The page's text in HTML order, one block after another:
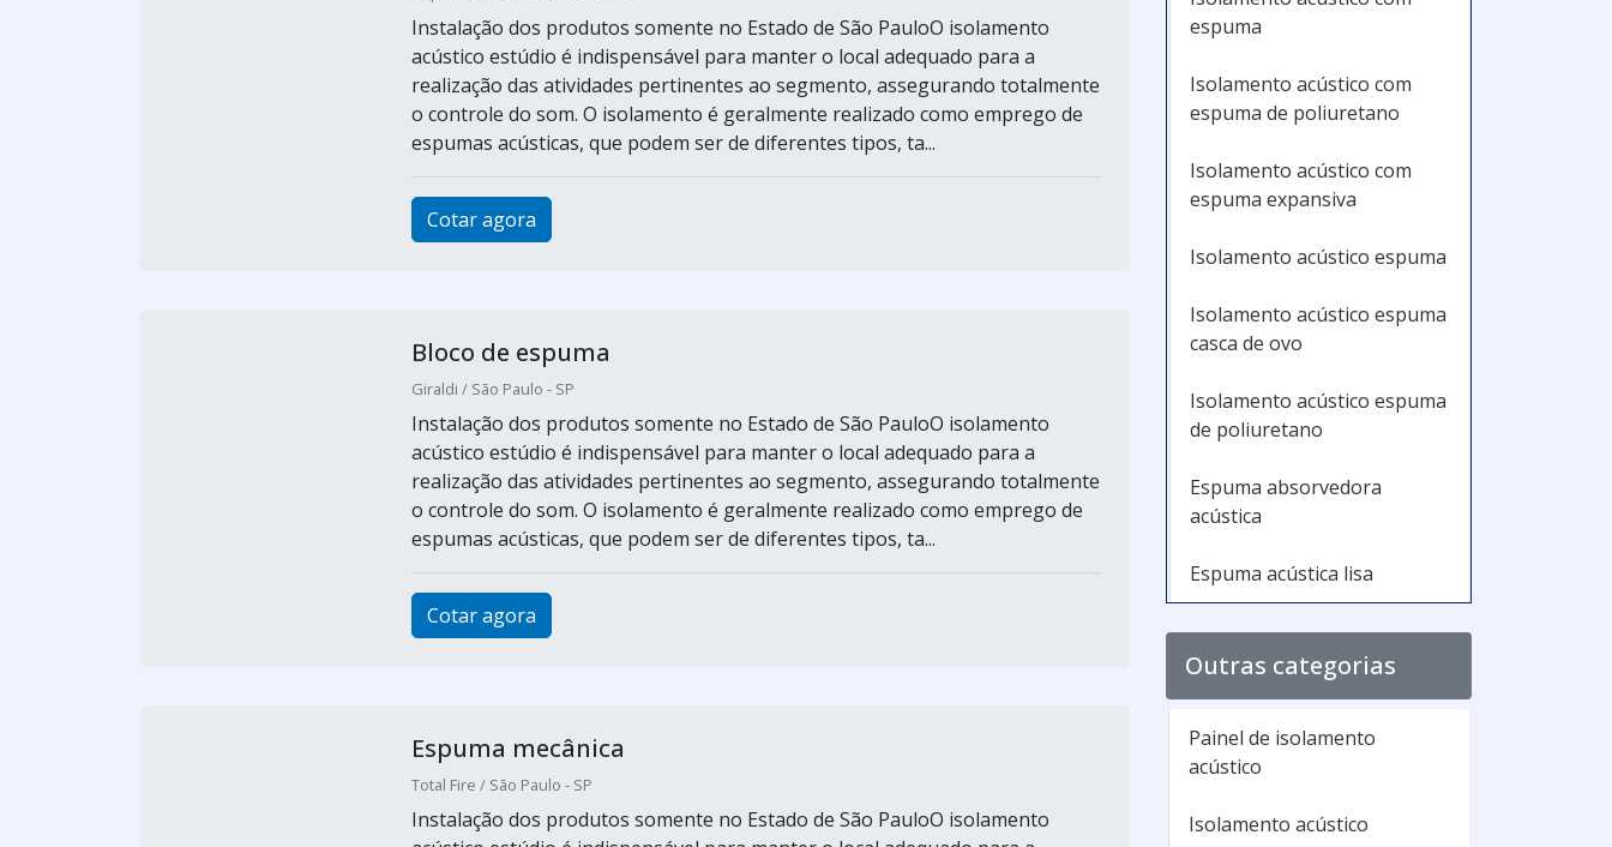
Instalação dos produtos somente no Estado de São PauloO isolamento
acústico estúdio é indispensável para manter o local adequado para a
realização das atividades pertinentes ao segmento, assegurando totalmente
o controle do som. O isolamento é geralmente realizado como emprego de
espumas acústicas, que podem ser de diferentes tipos, ta...
Cotar agora
Bloco de espuma
Giraldi / São Paulo - SP
Instalação dos produtos somente no Estado de São PauloO isolamento
acústico estúdio é indispensável para manter o local adequado para a
realização das atividades pertinentes ao segmento, assegurando totalmente
o controle do som. O isolamento é geralmente realizado como emprego de
espumas acústicas, que podem ser de diferentes tipos, ta...
Cotar agora
Espuma mecânica
Total Fire / São Paulo - SP
Instalação dos produtos somente no Estado de São PauloO isolamento
espuma
Isolamento acústico com
espuma de poliuretano
Isolamento acústico com
espuma expansiva
Isolamento acústico espuma
Isolamento acústico espuma
casca de ovo
Isolamento acústico espuma
de poliuretano
Espuma absorvedora
acústica
Espuma acústica lisa
Outras categorias
Painel de isolamento
acústico
Isolamento acústico